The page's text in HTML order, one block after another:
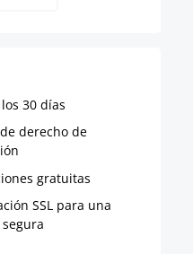
30 días
derecho de
gratuitas
SSL para una